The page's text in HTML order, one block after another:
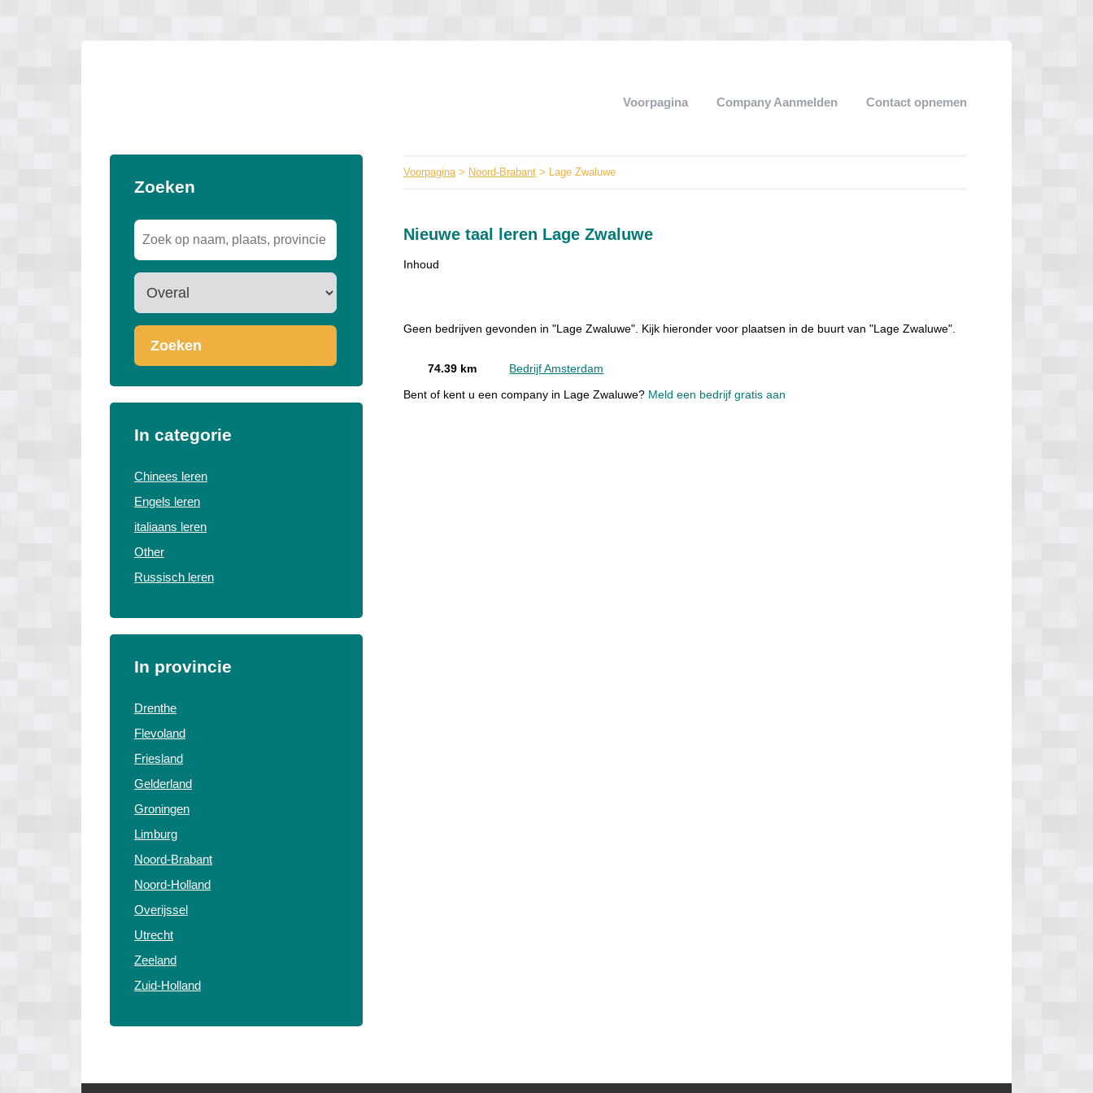
Voorpagina Company Aanmelden Contact opnemen
Zoeken
Zoeken
In categorie
Chinees leren
Engels leren
italiaans leren
Other
Russisch leren
In provincie
Drenthe
Flevoland
Friesland
Gelderland
Groningen
Limburg
Noord-Brabant
Noord-Holland
Overijssel
Utrecht
Zeeland
Zuid-Holland
Voorpagina> Noord-Brabant > Lage Zwaluwe
Nieuwe taal leren Lage Zwaluwe
Inhoud
Geen bedrijven gevonden in "Lage Zwaluwe". Kijk hieronder voor plaatsen in de buurt van "Lage Zwaluwe".
74.39 km Bedrijf Amsterdam
Bent of kent u een company in Lage Zwaluwe? Meld een bedrijf gratis aan